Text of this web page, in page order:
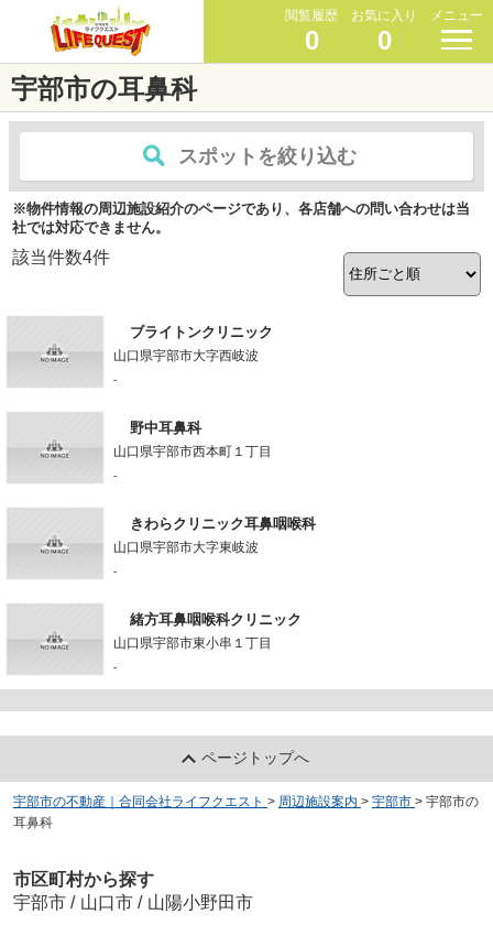
閲覧履歴
0
お気に入り
0
メニュー
宇部市の耳鼻科
スポットを絞り込む
※物件情報の周辺施設紹介のページであり、各店舗への問い合わせは当
社では対応できません。
該当件数4件
ブライトンクリニック
山口県宇部市大字西岐波
-
野中耳鼻科
山口県宇部市西本町１丁目
-
きわらクリニック耳鼻咽喉科
山口県宇部市大字東岐波
-
緒方耳鼻咽喉科クリニック
山口県宇部市東小串１丁目
-
ページトップへ
宇部市の不動産｜合同会社ライフクエスト > 周辺施設案内 > 宇部市 > 宇部市の
耳鼻科
市区町村から探す
宇部市 / 山口市 / 山陽小野田市